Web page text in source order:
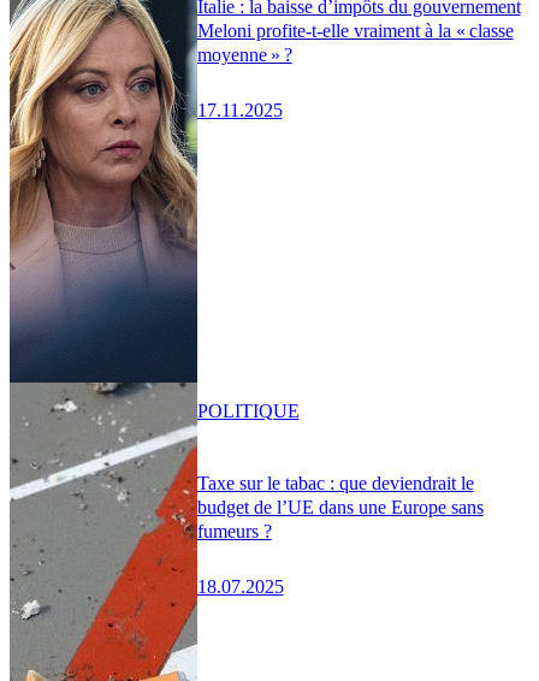
Italie : la baisse d’impôts du gouvernement
Meloni profite-t-elle vraiment à la « classe
moyenne » ?
17.11.2025
Taxe sur le tabac : que deviendrait le
budget de l’UE dans une Europe sans
fumeurs ?
18.07.2025
POLITIQUE